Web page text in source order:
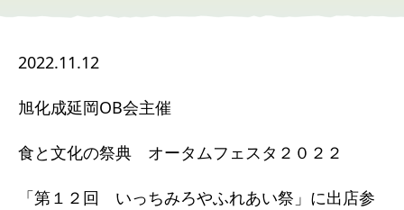
2022.11.12
旭化成延岡OB会主催
食と文化の祭典 オータムフェスタ２０２２
「第１２回 いっちみろやふれあい祭」に出店参